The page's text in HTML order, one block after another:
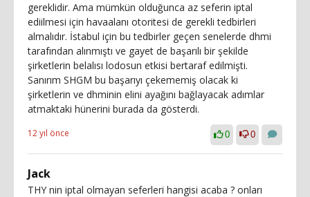
gereklidir. Ama mümkün olduğunca az seferin iptal
ediilmesi için havaalanı otoritesi de gerekli tedbirleri
almalıdır. İstabul için bu tedbirler geçen senelerde dhmi
tarafından alınmıştı ve gayet de başarılı bir şekilde
şirketlerin belalısı lodosun etkisi bertaraf edilmişti.
Sanırım SHGM bu başarıyı çekememiş olacak ki
şirketlerin ve dhminin elini ayağını bağlayacak adımlar
atmaktaki hünerini burada da gösterdi.
12 yıl önce 0 0
Jack
THY nin iptal olmayan seferleri hangisi acaba ? onları